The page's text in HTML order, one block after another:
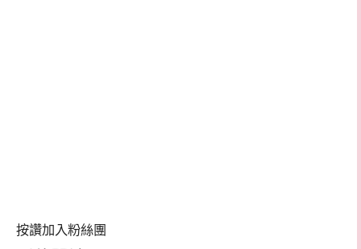
按讚加入粉絲團